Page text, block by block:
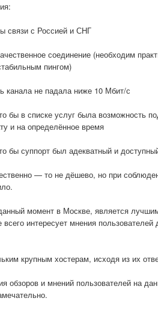
связи с Россией и СНГ
соединение (необходим
пингом)
канала не падала ниже 10 Мбит/с
бы в списке услуг была возможность
и на определённое время
бы суппорт был адекватный и
— то не дёшево, но при
момент в Москве, является
интересует мнения пользователей
крупным хостерам, исходя из их
обзоров и мнений пользователей на